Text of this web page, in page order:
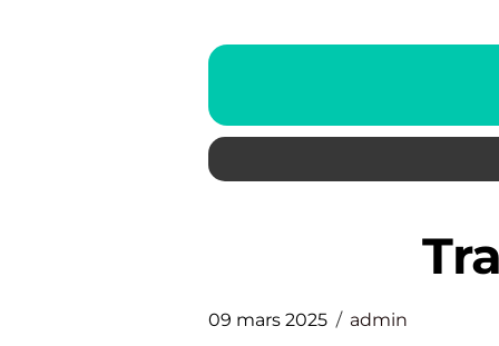
09 mars 2025 admin